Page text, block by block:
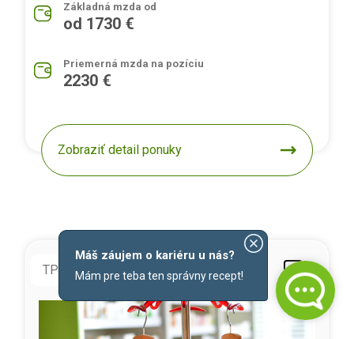
Základná mzda od
od 1730 €
Priemerná mzda na pozíciu
2230 €
Zobraziť detail ponuky
TPP doba neurčitá
Máš záujem o kariéru u nás?
Mám pre teba ten správny recept!